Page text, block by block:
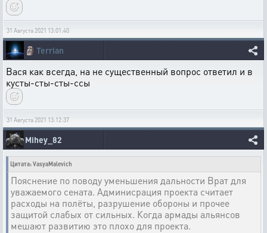
31 Августа 2021 13:01:40
🗿 Terrian
Вася как всегда, на не существенный вопрос ответил и в
кусты-сты-сты-ссы
31 Августа 2021 13:12:37
Mihey_82
Цитата: VasyaMalevich
Пояснение по поводу уменьшения дальности Врат для
уважаемого сената. Админисрация проекта считает
расходы на полёты, разрушение обороны и прочее
защитой слабых от сильных. Когда армады альянсов
мешают развитию это плохо для проекта.